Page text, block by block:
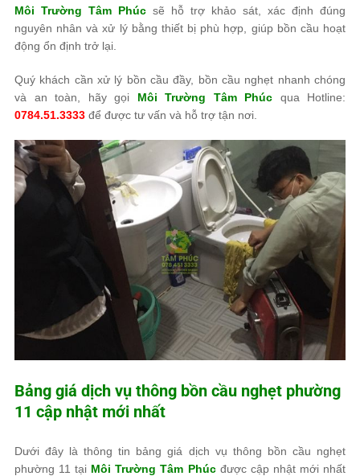
Môi Trường Tâm Phúc sẽ hỗ trợ khảo sát, xác định đúng
nguyên nhân và xử lý bằng thiết bị phù hợp, giúp bồn cầu hoạt
động ổn định trở lại.
Quý khách cần xử lý bồn cầu đầy, bồn cầu nghẹt nhanh chóng
và an toàn, hãy gọi Môi Trường Tâm Phúc qua Hotline:
0784.51.3333 để được tư vấn và hỗ trợ tận nơi.
Bảng giá dịch vụ thông bồn cầu nghẹt phường
11 cập nhật mới nhất
Dưới đây là thông tin bảng giá dịch vụ thông bồn cầu nghẹt
phường 11 tại Môi Trường Tâm Phúcđược cập nhật mới nhất